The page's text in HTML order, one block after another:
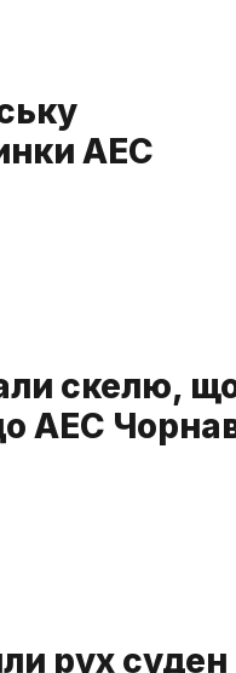
АЕС
скелю,
АЕС
рух суден